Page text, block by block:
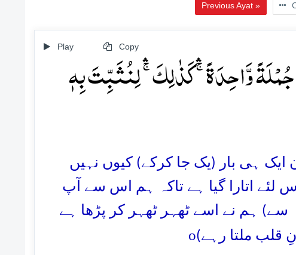
Previous Ayat »
Play Copy
جُمۡلَۃً وَّاحِدَۃً ۚۛ کَذٰلِکَ ۚۛ لِنُثَبِّتَ بِہٖ
ایک ہی بار (یک جا کرکے) کیوں نہیں
اس لئے اتارا گیا ہے تاکہ ہم اس سے آپ
ہم نے اسے ٹھہر ٹھہر کر پڑھا ہے
قلب ملتا رہے)o